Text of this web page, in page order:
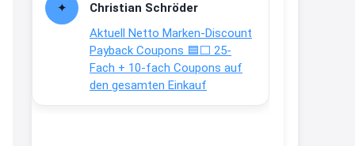
Christian Schröder
Aktuell Netto Marken-Discount
Payback Coupons 🟦⬜ 25-
Fach + 10-fach Coupons auf
den gesamten Einkauf
↩
Joachim